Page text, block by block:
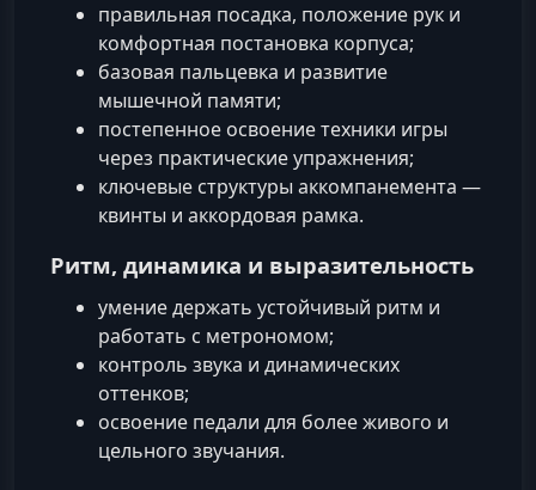
правильная посадка, положение рук и
комфортная постановка корпуса;
базовая пальцевка и развитие
мышечной памяти;
постепенное освоение техники игры
через практические упражнения;
ключевые структуры аккомпанемента —
квинты и аккордовая рамка.
Ритм, динамика и выразительность
умение держать устойчивый ритм и
работать с метрономом;
контроль звука и динамических
оттенков;
освоение педали для более живого и
цельного звучания.